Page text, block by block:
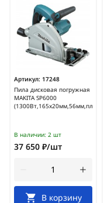
Артикул: 17248
Пила дисковая погружная
MAKITA SP6000
В наличии: 2 шт
37 650 ₽/шт
В корзину